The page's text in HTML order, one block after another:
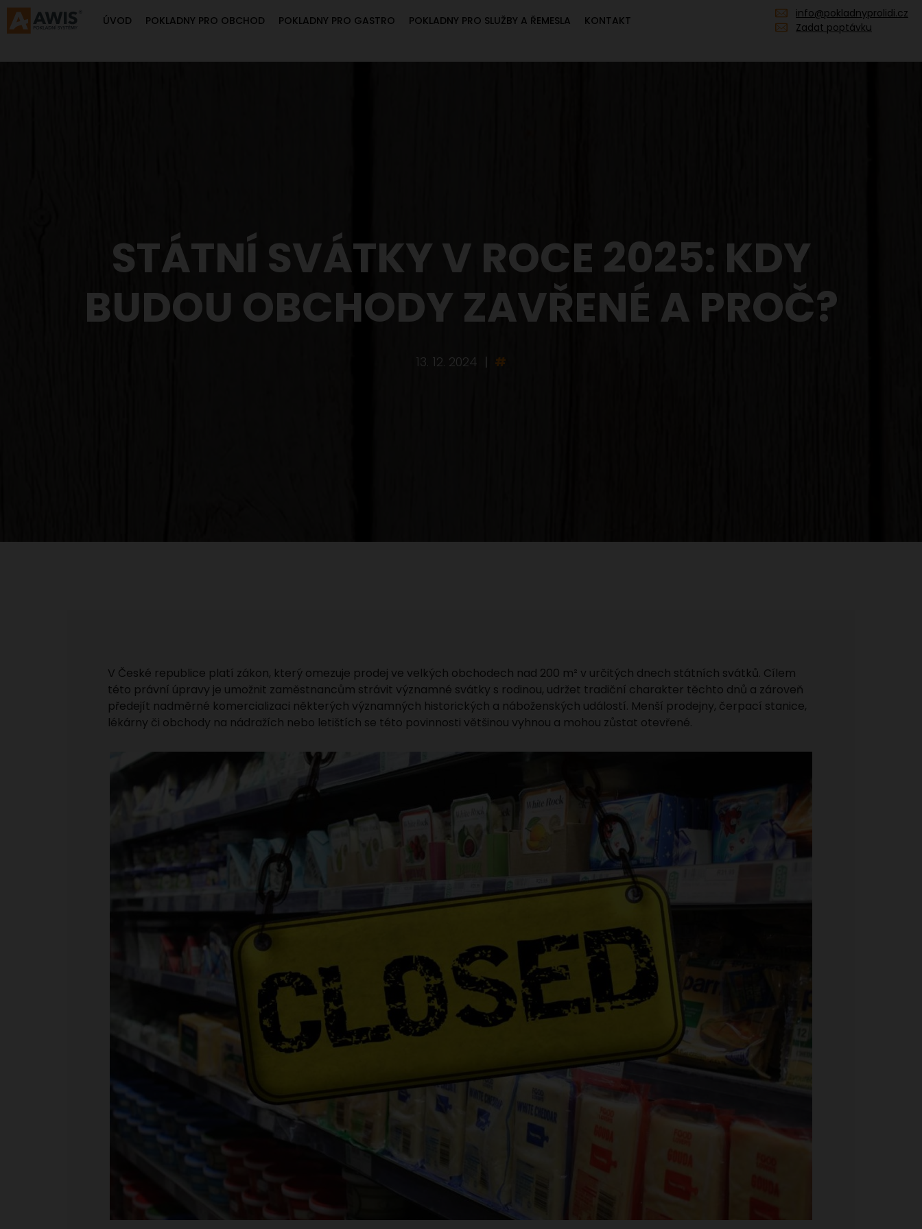
ÚVOD POKLADNY PRO OBCHOD POKLADNY PRO GASTRO POKLADNY PRO SLUŽBY A ŘEMESLA KONTAKT
info@pokladnyprolidi.cz
Zadat poptávku
STÁTNÍ SVÁTKY V ROCE 2025: KDY
BUDOU OBCHODY ZAVŘENÉ A PROČ?
13. 12. 2024 | #
V České republice platí zákon, který omezuje prodej ve velkých obchodech nad 200 m² v určitých dnech státních svátků. Cílem
této právní úpravy je umožnit zaměstnancům strávit významné svátky s rodinou, udržet tradiční charakter těchto dnů a zároveň
předejít nadměrné komercializaci některých významných historických a náboženských událostí. Menší prodejny, čerpací stanice,
lékárny či obchody na nádražích nebo letištích se této povinnosti většinou vyhnou a mohou zůstat otevřené.